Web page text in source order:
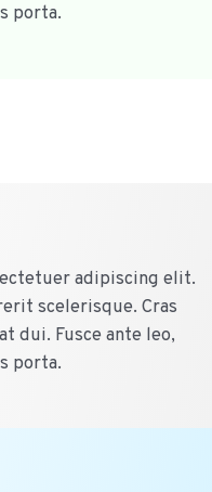
porta.
adipiscing elit.
scelerisque. Cras
dui. Fusce ante leo,
porta.